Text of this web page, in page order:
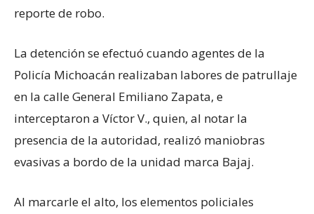
reporte de robo.
La detención se efectuó cuando agentes de la
Policía Michoacán realizaban labores de patrullaje
en la calle General Emiliano Zapata, e
interceptaron a Víctor V., quien, al notar la
presencia de la autoridad, realizó maniobras
evasivas a bordo de la unidad marca Bajaj.
Al marcarle el alto, los elementos policiales